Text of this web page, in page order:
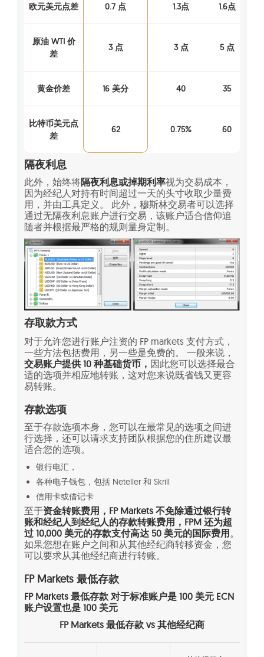
欧元美元点差 0.7 点 1.3点 1.6点
原油 WTI 价
差
3 点 3 点 5 点
黄金价差 16 美分 40 35
比特币美元点
差
62 0.75% 60
隔夜利息
此外，始终将隔夜利息或掉期利率视为交易成本，
因为经纪人对持有时间超过一天的头寸收取少量费
用，并由工具定义。 此外，穆斯林交易者可以选择
通过无隔夜利息账户进行交易，该账户适合信仰追
随者并根据最严格的规则量身定制。
存取款方式
对于允许您进行账户注资的 FP markets 支付方式，
一些方法包括费用，另一些是免费的。 一般来说，
交易账户提供 10 种基础货币， 因此您可以选择最合
适的选项并相应地转账，这对您来说既省钱又更容
易转账。
存款选项
至于存款选项本身，您可以在最常见的选项之间进
行选择，还可以请求支持团队根据您的住所建议最
适合您的选项。
银行电汇，
各种电子钱包，包括 Neteller 和 Skrill
信用卡或借记卡
至于资金转账费用，FP Markets 不免除通过银行转
账和经纪人到经纪人的存款转账费用，FPM 还为超
过 10,000 美元的存款支付高达 50 美元的国际费用 。
如果您想在账户之间和从其他经纪商转移资金，您
可以要求从其他经纪商进行转账。
FP Markets 最低存款
FP Markets 最低存款 对于标准账户是 100 美元 ECN
账户设置也是 100 美元
FP Markets 最低存款 vs 其他经纪商